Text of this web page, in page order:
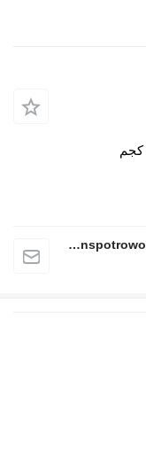
Firma Transpotrowo-Handlowa "Markpol" Marek Rożkowicz